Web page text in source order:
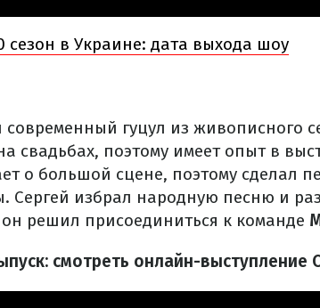
сезон в Украине: дата выхода шоу
гуцул из живописного
свадьбах, поэтому имеет опыт в
о большой сцене, поэтому сделал
Сергей избрал народную песню и
решил присоединиться к команде
смотреть онлайн-выступление